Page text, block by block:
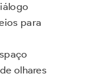
para
olhares